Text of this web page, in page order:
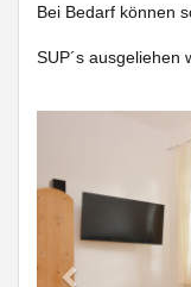
Bei Bedarf können
SUP´s ausgeliehen